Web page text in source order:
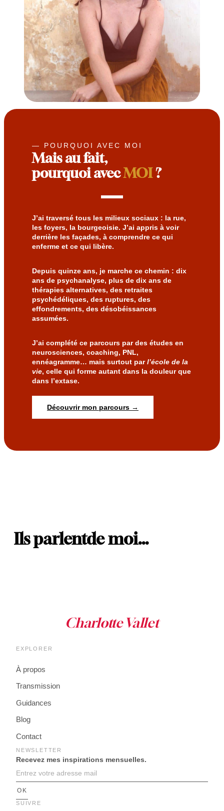
— POURQUOI AVEC MOI
Mais au fait,
pourquoi avecMOI?
J’ai traversé tous les milieux sociaux : la rue,
les foyers, la bourgeoisie. J’ai appris à voir
derrière les façades, à comprendre ce qui
enferme et ce qui libère.
Depuis quinze ans, je marche ce chemin : dix
ans de psychanalyse, plus de dix ans de
thérapies alternatives, des retraites
psychédéliques, des ruptures, des
effondrements, des désobéissances
assumées.
J’ai complété ce parcours par des études en
neurosciences, coaching, PNL,
ennéagramme… mais surtout parl’école de la
vie, celle qui forme autant dans la douleur que
dans l’extase.
Découvrir mon parcours →
Ils parlentde moi…
EXPLORER
À propos
Transmission
Guidances
Blog
Contact
NEWSLETTER
Recevez mes inspirations mensuelles.
SUIVRE